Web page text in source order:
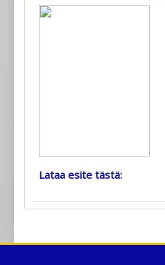
Lataa esite tästä: